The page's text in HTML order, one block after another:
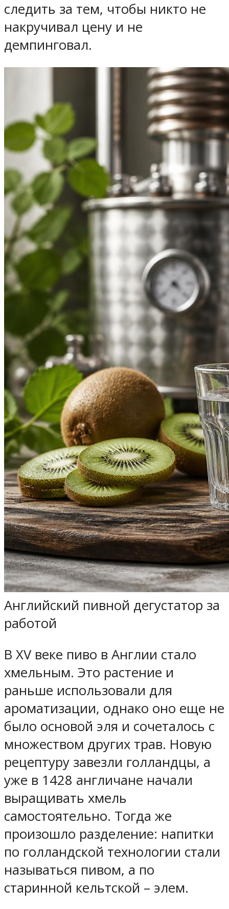
следить за тем, чтобы никто не
накручивал цену и не
демпинговал.
Английский пивной дегустатор за
работой
В XV веке пиво в Англии стало
хмельным. Это растение и
раньше использовали для
ароматизации, однако оно еще не
было основой эля и сочеталось с
множеством других трав. Новую
рецептуру завезли голландцы, а
уже в 1428 англичане начали
выращивать хмель
самостоятельно. Тогда же
произошло разделение: напитки
по голландской технологии стали
называться пивом, а по
старинной кельтской – элем.